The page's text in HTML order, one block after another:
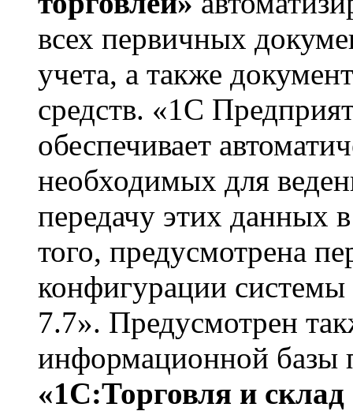
всех первичных
учета, а также
средств. «1С
обеспечивает
необходимых для
передачу этих данных
того, предусмотрена
конфигурации
7.7». Предусмотрен
информационной базы
«1С:Торговля и склад